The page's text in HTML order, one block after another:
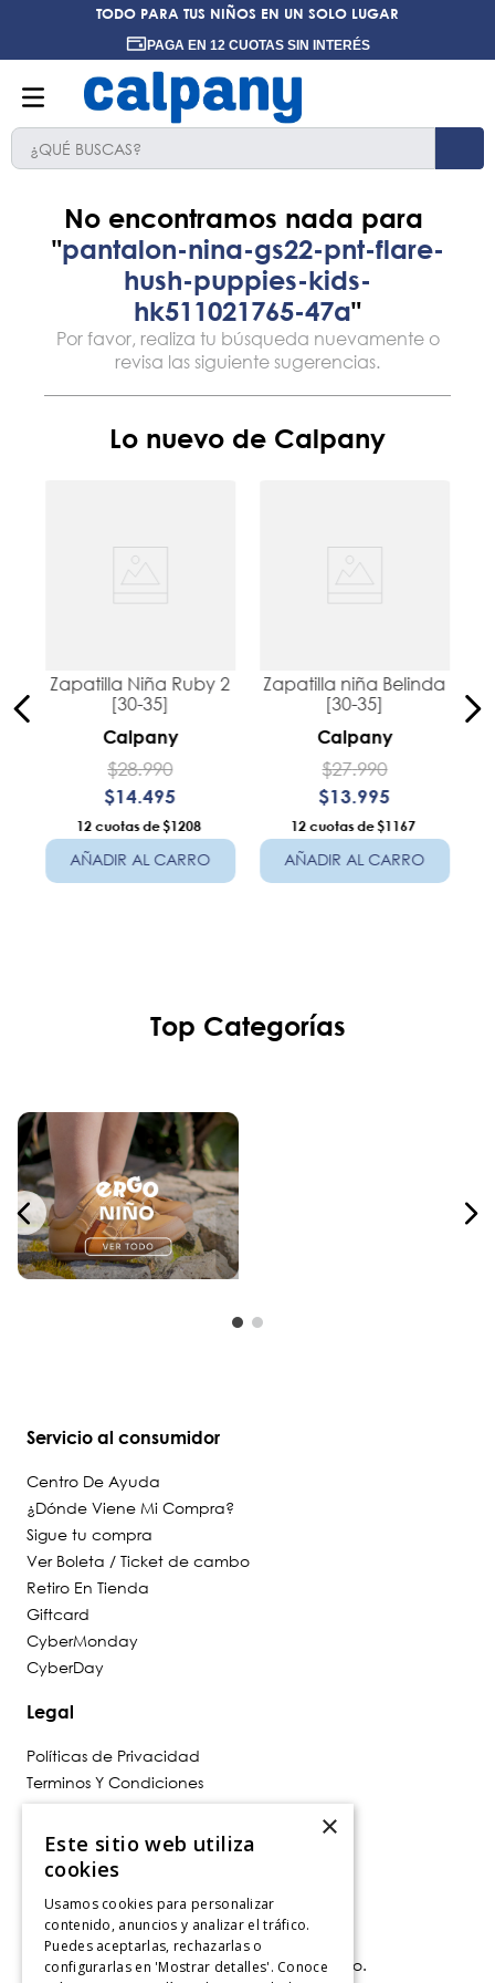
TODO PARA TUS NIÑOS EN UN SOLO LUGAR
PAGA EN 12 CUOTAS SIN INTERÉS
¿QUÉ BUSCAS?
pantalon-nina-gs22-pnt-flare-
hush-puppies-kids-
hk511021765-47a
Lo nuevo de Calpany
Zapatilla Niña Ruby 2
[30-35]
Calpany
$28.990
$14.495
12 $1208
AÑADIR AL CARRO
Zapatilla niña Belinda
[30-35]
Calpany
$27.990
$13.995
12 $1167
AÑADIR AL CARRO
Top Categorías
Contáctanos
Av. Las Condes 11281, Las Condes, Santiago.
Servicio al consumidor
Centro De Ayuda
¿Dónde Viene Mi Compra?
Sigue tu compra
Ver Boleta / Ticket de cambo
Retiro En Tienda
Giftcard
CyberMonday
CyberDay
Legal
Políticas de Privacidad
Terminos Y Condiciones
Políticas De Despacho
Cambios, Retracto Y Garantía
Política de Privacidad de Marketing
×
Este sitio web utiliza
cookies
Usamos cookies para personalizar
contenido, anuncios y analizar el tráfico.
Puedes aceptarlas, rechazarlas o
configurarlas en 'Mostrar detalles'. Conoce
1.
ninos
2.
ninas
hush puppies kids
4.
calpany